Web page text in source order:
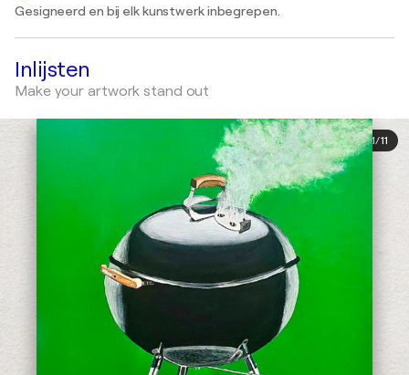
Gesigneerd en bij elk kunstwerk inbegrepen.
Inlijsten
Make your artwork stand out
1/11